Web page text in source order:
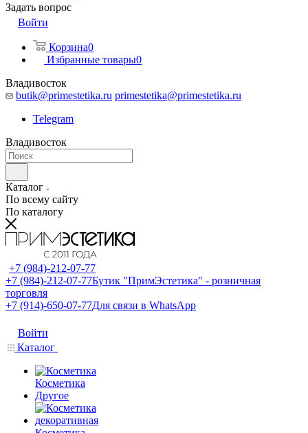
Задать вопрос
Войти
Корзина0
Избранные товары0
Владивосток
butik@primestetika.ru primestetika@primestetika.ru
Telegram
Владивосток
Каталог
По всему сайту
По каталогу
+7 (984)-212-07-77
+7 (984)-212-07-77Бутик "ПримЭстетика" - розничная
торговля
+7 (914)-650-07-77Для связи в WhatsApp
Войти
Каталог
Косметика
Другое